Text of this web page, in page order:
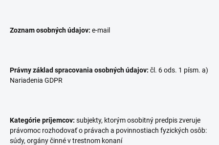
Zoznam osobných údajov: e-mail
Právny základ spracovania osobných údajov: čl. 6 ods. 1 písm. a)
Nariadenia GDPR
Kategórie príjemcov: subjekty, ktorým osobitný predpis zveruje
právomoc rozhodovať o právach a povinnostiach fyzických osôb:
súdy, orgány činné v trestnom konaní